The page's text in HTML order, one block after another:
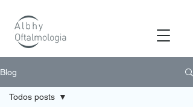
Blog
Todos posts